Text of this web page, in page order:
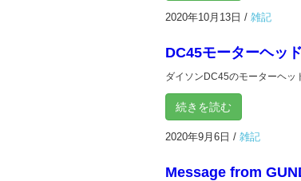
2020年10月13日 / 雑記
DC45モーターヘッ
ダイソンDC45のモーターヘッ
続きを読む
2020年9月6日 / 雑記
Message from